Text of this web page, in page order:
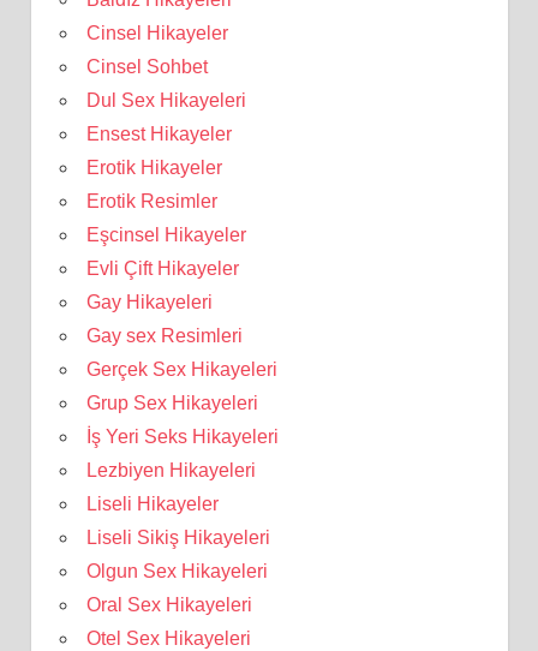
Cinsel Hikayeler
Cinsel Sohbet
Dul Sex Hikayeleri
Ensest Hikayeler
Erotik Hikayeler
Erotik Resimler
Eşcinsel Hikayeler
Evli Çift Hikayeler
Gay Hikayeleri
Gay sex Resimleri
Gerçek Sex Hikayeleri
Grup Sex Hikayeleri
İş Yeri Seks Hikayeleri
Lezbiyen Hikayeleri
Liseli Hikayeler
Liseli Sikiş Hikayeleri
Olgun Sex Hikayeleri
Oral Sex Hikayeleri
Otel Sex Hikayeleri